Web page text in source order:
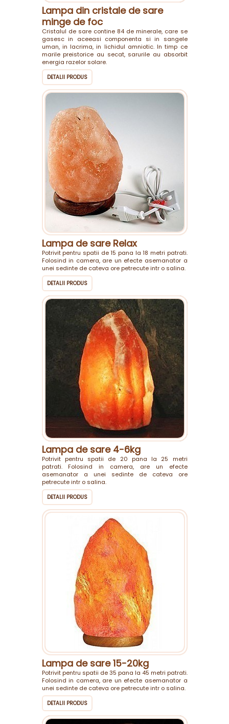
Lampa din cristale de sare
minge de foc
Cristalul de sare contine 84 de minerale, care se
gasesc in aceeasi componenta si in sangele
uman, in lacrima, in lichidul amniotic. In timp ce
marile preistorice au secat, sarurile au absorbit
energia razelor solare.
DETALII PRODUS
Lampa de sare Relax
Potrivit pentru spatii de 15 pana la 18 metri patrati.
Folosind in camera, are un efecte asemanator a
unei sedinte de cateva ore petrecute intr o salina.
DETALII PRODUS
Lampa de sare 4-6kg
Potrivit pentru spatii de 20 pana la 25 metri
patrati. Folosind in camera, are un efecte
asemanator a unei sedinte de cateva ore
petrecute intr o salina.
DETALII PRODUS
Lampa de sare 15-20kg
Potrivit pentru spatii de 35 pana la 45 metri patrati.
Folosind in camera, are un efecte asemanator a
unei sedinte de cateva ore petrecute intr o salina.
DETALII PRODUS